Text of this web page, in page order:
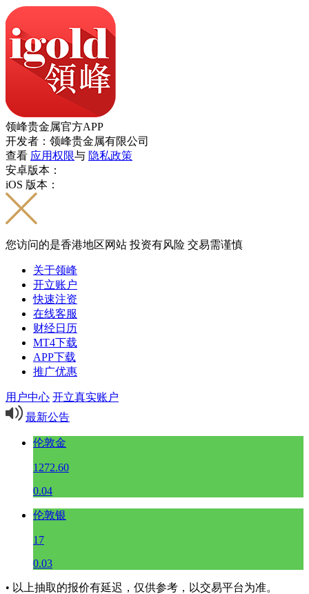
领峰贵金属官方APP
开发者：领峰贵金属有限公司
查看 应用权限与 隐私政策
安卓版本：
iOS 版本：
您访问的是香港地区网站 投资有风险 交易需谨慎
关于领峰
开立账户
快速注资
在线客服
财经日历
MT4下载
APP下载
推广优惠
用户中心 开立真实账户
最新公告
伦敦金
1272.60
0.04
伦敦银
17
0.03
• 以上抽取的报价有延迟，仅供参考，以交易平台为准。